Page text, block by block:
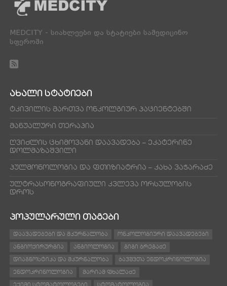
MEDCITY - სიახლეები და სტატიები სამედიცინო
სფეროში
ᲐᲮᲐᲚᲘ ᲡᲢᲐᲢᲘᲔᲑᲘ
ტკივილის მართვა ონკოლგიურ პაციენტებში
მანუალური თერაპია
ღვიძლის ცხიმოვანი დაავადება – ეკატერინე
დოლმაზაშვილი
პულმონოლოგია და ფთიზიატრია – კახა ვაჭარაძე
ულტრასონოგრაფიული კვლევა ორსულობის
დროს
ᲞᲝᲞᲣᲚᲐᲠᲣᲚᲘ ᲗᲐᲒᲔᲑᲘ
ᲓᲐᲐᲕᲐᲓᲔᲑᲔᲑᲘ ᲓᲐ ᲛᲙᲣᲠᲜᲐᲚᲝᲑᲐ ᲝᲜᲙᲝᲚᲝᲒᲘᲣᲠᲘ ᲓᲐᲐᲕᲐᲓᲔᲑᲔᲑᲘ
ᲐᲜᲒᲘᲝᲥᲘᲠᲣᲠᲒᲘᲐ ᲐᲜᲒᲘᲝᲚᲝᲒᲘᲐ ᲒᲘᲒᲘ ᲑᲠᲔᲒᲐᲫᲔ
ᲓᲘᲐᲒᲜᲝᲡᲢᲘᲙᲐ ᲓᲐ ᲛᲙᲣᲠᲜᲐᲚᲝᲑᲐ ᲑᲐᲕᲨᲕᲗᲐ ᲔᲜᲓᲝᲙᲠᲘᲜᲝᲚᲝᲒᲘᲐ
ᲔᲜᲓᲝᲙᲠᲘᲜᲝᲚᲝᲒᲘᲐ ᲛᲐᲠᲘᲐᲛ ᲤᲮᲐᲚᲐᲫᲔ
ᲔᲥᲘᲛᲘ ᲡᲢᲝᲛᲐᲢᲝᲚᲝᲒᲔᲑᲘ ᲡᲢᲝᲛᲐᲢᲝᲚᲝᲒᲘᲐ